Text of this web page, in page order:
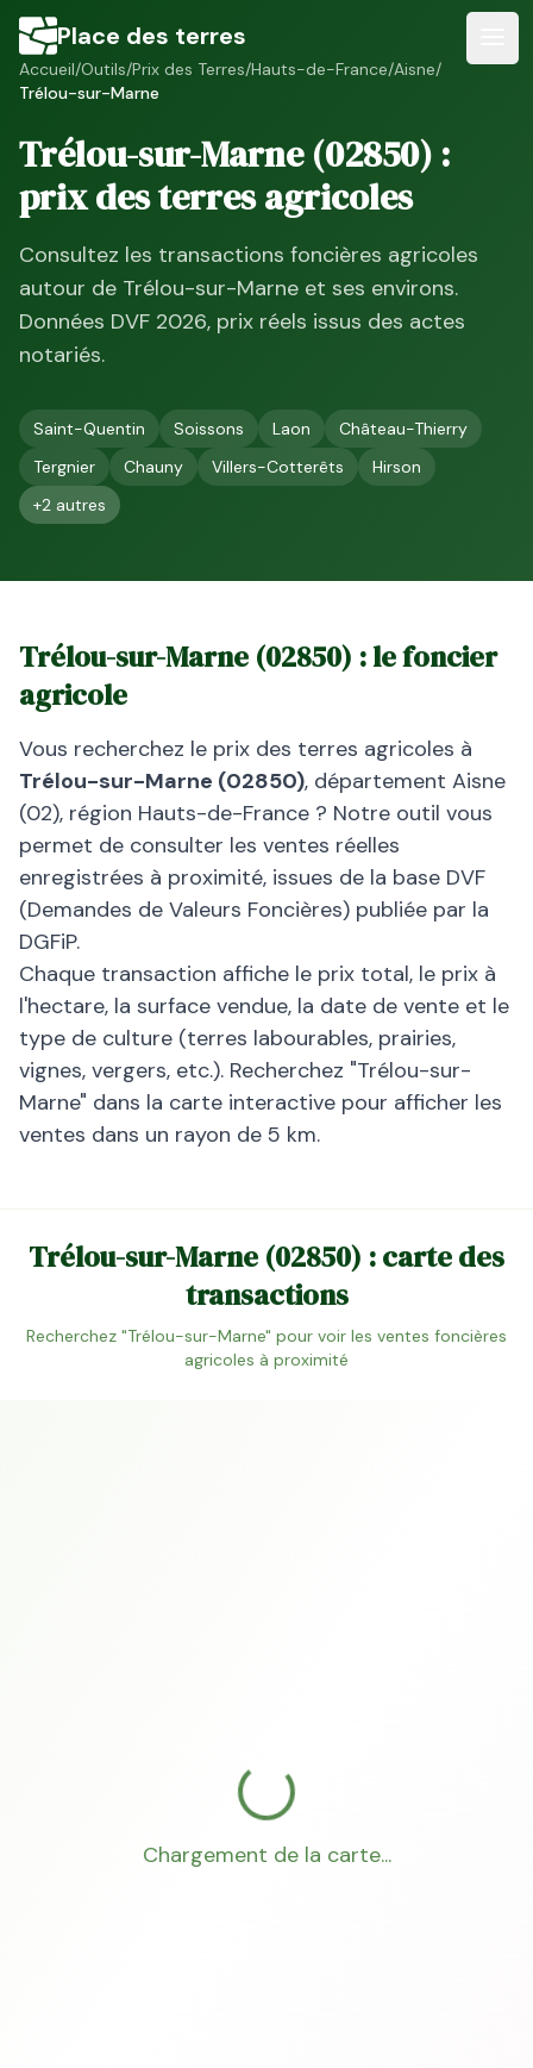
Place des terres
Accueil/Outils/Prix des Terres/Hauts-de-France/Aisne/
Trélou-sur-Marne
Trélou-sur-Marne(02850) :
prix des terres agricoles
Consultez les transactions foncières agricoles
autour de Trélou-sur-Marne et ses environs.
Données DVF 2026, prix réels issus des actes
notariés.
Saint-Quentin Soissons Laon
Château-Thierry
Tergnier
Chauny Villers-Cotterêts
Hirson
+2 autres
Trélou-sur-Marne (02850) : le foncier
agricole
Vous recherchez le prix des terres agricoles à
Trélou-sur-Marne (02850), département Aisne
(02), région Hauts-de-France ? Notre outil vous
permet de consulter les ventes réelles
enregistrées à proximité, issues de la base DVF
(Demandes de Valeurs Foncières) publiée par la
DGFiP.
Chaque transaction affiche le prix total, le prix à
l'hectare, la surface vendue, la date de vente et le
type de culture (terres labourables, prairies,
vignes, vergers, etc.). Recherchez "Trélou-sur-
Marne" dans la carte interactive pour afficher les
ventes dans un rayon de 5 km.
Trélou-sur-Marne (02850) : carte des
transactions
Recherchez "Trélou-sur-Marne" pour voir les ventes foncières
agricoles à proximité
Chargement de la carte...